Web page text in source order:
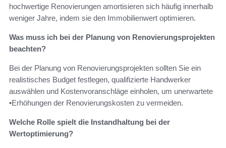
hochwertige Renovierungen amortisieren sich häufig innerhalb
weniger Jahre, indem sie den Immobilienwert optimieren.
Was muss ich bei der Planung von Renovierungsprojekten
beachten?
Bei der Planung von Renovierungsprojekten sollten Sie ein
realistisches Budget festlegen, qualifizierte Handwerker
auswählen und Kostenvoranschläge einholen, um unerwartete
•Erhöhungen der Renovierungskosten zu vermeiden.
Welche Rolle spielt die Instandhaltung bei der
Wertoptimierung?